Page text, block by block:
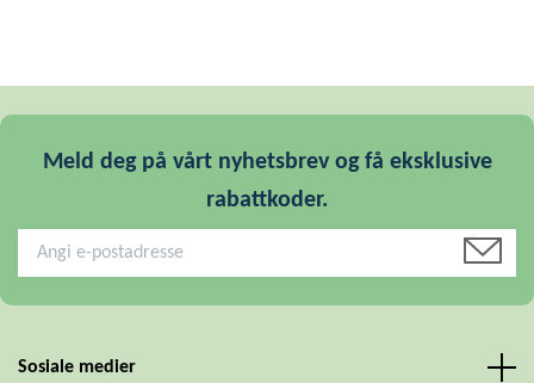
Meld deg på vårt nyhetsbrev og få eksklusive
rabattkoder.
Sosiale medier